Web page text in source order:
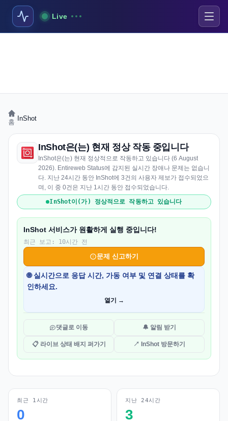
Live
홈 InShot
InShot은(는) 현재 정상 작동 중입니다
InShot은(는) 현재 정상적으로 작동하고 있습니다 (6 August
2026). Entireweb Status에 감지된 실시간 장애나 문제는 없습니
다. 지난 24시간 동안 InShot에 3건의 사용자 제보가 접수되었으
며, 이 중 0건은 지난 1시간 동안 접수되었습니다.
InShot이(가) 정상적으로 작동하고 있습니다
InShot 서비스가 원활하게 실행 중입니다!
최근 보고: 10시간 전
문제 신고하기
🌐 실시간으로 응답 시간, 가동 여부 및 연결 상태를 확
인하세요.
열기 →
댓글로 이동 🔔 알림 받기
📋 라이브 상태 배지 퍼가기 ↗ InShot 방문하기
최근 1시간
0
지난 24시간
3